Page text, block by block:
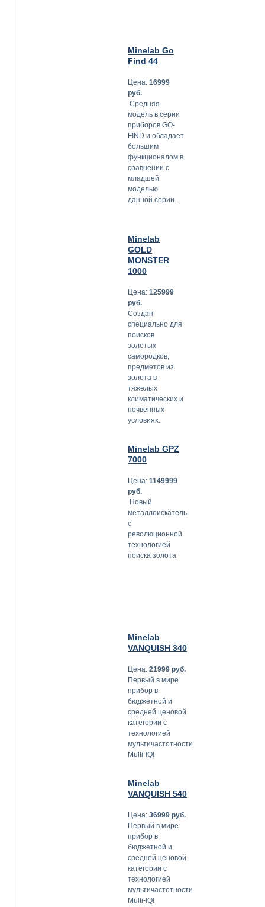
Minelab Go
Find 44
Цена: 16999
руб.
Средняя
модель в серии
приборов GO-
FIND и обладает
большим
функционалом в
сравнении с
младшей
моделью
данной серии.
Minelab
GOLD
MONSTER
1000
Цена: 125999
руб.
Создан
специально для
поисков
золотых
самородков,
предметов из
золота в
тяжелых
климатических и
почвенных
условиях.
Minelab GPZ
7000
Цена: 1149999
руб.
Новый
металлоискатель
с
революционной
технологией
поиска золота
Minelab
VANQUISH 340
Цена: 21999 руб.
Первый в мире
прибор в
бюджетной и
средней ценовой
категории с
технологией
мультичастотности
Multi-IQ!
Minelab
VANQUISH 540
Цена: 36999 руб.
Первый в мире
прибор в
бюджетной и
средней ценовой
категории с
технологией
мультичастотности
Multi-IQ!